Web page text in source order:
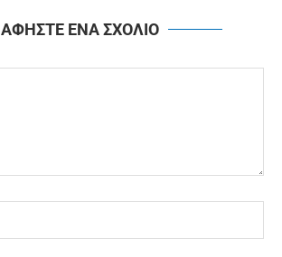
ΑΦΗΣΤΕ ΕΝΑ ΣΧΟΛΙΟ